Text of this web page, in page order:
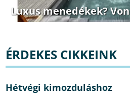
Luxus menedékek?
ÉRDEKES CIKKEINK
Hétvégi kimozduláshoz